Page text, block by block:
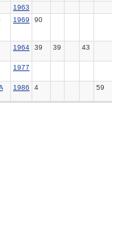
1963
1969 90
1964 39 39 43
1977
1986 4 59